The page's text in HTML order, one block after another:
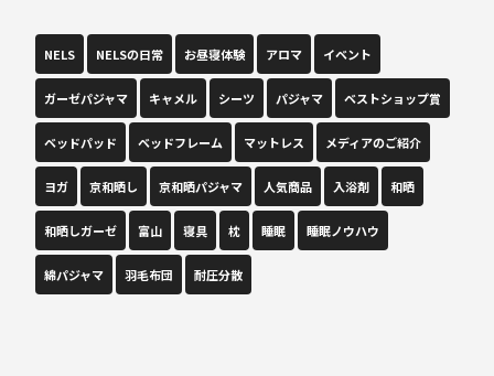
NELS NELSの日常 お昼寝体験 アロマ イベント
ガーゼパジャマ キャメル シーツ パジャマ ベストショップ賞
ベッドパッド ベッドフレーム マットレス メディアのご紹介
ヨガ 京和晒し 京和晒パジャマ 人気商品 入浴剤 和晒
和晒しガーゼ 富山 寝具 枕 睡眠 睡眠ノウハウ
綿パジャマ 羽毛布団 耐圧分散